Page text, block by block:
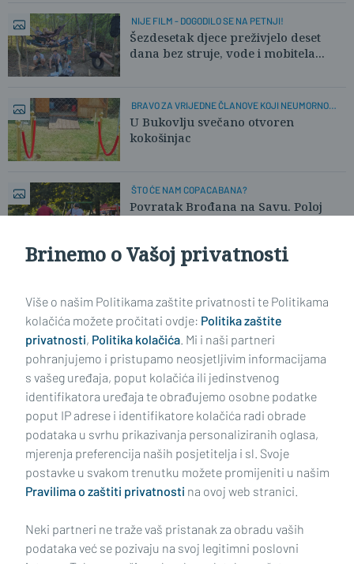
NIJE FILM - DOGODILO SE NA PETNJI!
Šezdesetak djece preživjelo deset
dana bez struje, vode i mobitela...
BRAVO ZA VRIJEDNE ČLANOVE KOJI NEUMORNO
RADE!
U Bukovlju svečano otvoren
kokošinjac
ŠTO ĆE NAM COPACABANA?
Povratak Brođana na Savu. Poloj
Impressum Uvjeti korištenja Politika privatnosti
Politika kolačića Kontakt Pritužbe Suradnici
Oglašavanje
Brinemo o Vašoj privatnosti
Više o našim Politikama zaštite privatnosti te Politikama
kolačića možete pročitati ovdje: Politika zaštite
privatnosti, Politika kolačića. Mi i naši partneri
pohranjujemo i pristupamo neosjetljivim informacijama
s vašeg uređaja, poput kolačića ili jedinstvenog
identifikatora uređaja te obrađujemo osobne podatke
poput IP adrese i identifikatore kolačića radi obrade
podataka u svrhu prikazivanja personaliziranih oglasa,
mjerenja preferencija naših posjetitelja i sl. Svoje
postavke u svakom trenutku možete promijeniti u našim
Pravilima o zaštiti privatnosti na ovoj web stranici.
Neki partneri ne traže vaš pristanak za obradu vaših
podataka već se pozivaju na svoj legitimni poslovni